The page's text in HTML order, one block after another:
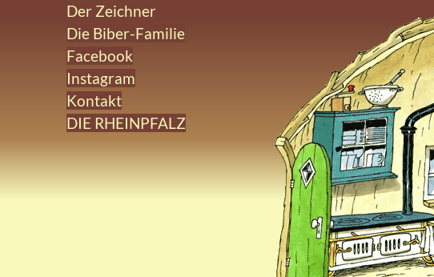
Der Zeichner
Die Biber-Familie
Facebook
Instagram
Kontakt
DIE RHEINPFALZ